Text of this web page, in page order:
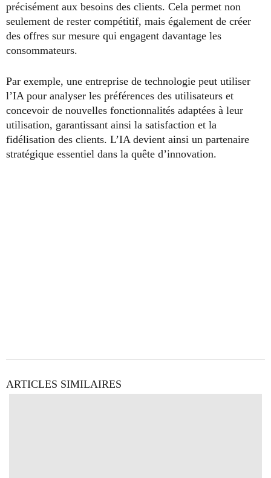
précisément aux besoins des clients. Cela permet non
seulement de rester compétitif, mais également de créer
des offres sur mesure qui engagent davantage les
consommateurs.
Par exemple, une entreprise de technologie peut utiliser
l’IA pour analyser les préférences des utilisateurs et
concevoir de nouvelles fonctionnalités adaptées à leur
utilisation, garantissant ainsi la satisfaction et la
fidélisation des clients. L’IA devient ainsi un partenaire
stratégique essentiel dans la quête d’innovation.
ARTICLES SIMILAIRES